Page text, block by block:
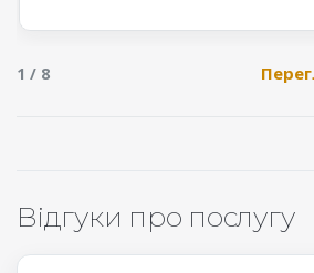
1 / 8
Відгуки про послугу